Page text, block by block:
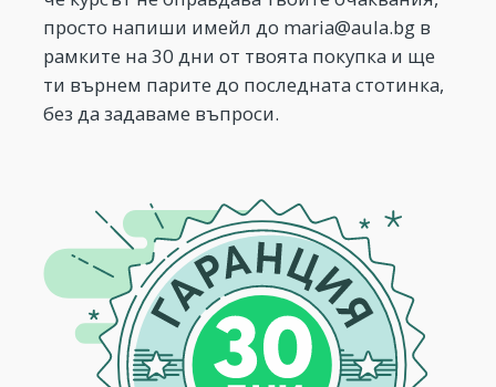
просто напиши имейл до maria@aula.bg в
рамките на 30 дни от твоята покупка и ще
ти върнем парите до последната стотинка,
без да задаваме въпроси.